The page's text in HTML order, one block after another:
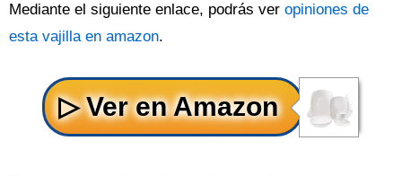
Mediante el siguiente enlace, podrás ver opiniones de
esta vajilla en amazon.